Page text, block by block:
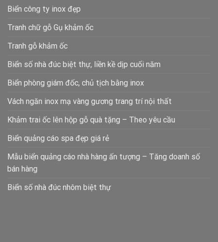
Biển công ty inox đẹp
Tranh chữ gỗ Gụ khảm ốc
Tranh gỗ khảm ốc
Biển số nhà đúc biệt thự, liền kề dịp cuối năm
Biển phòng giám đốc, chủ tịch bằng inox
Vách ngăn inox mạ vàng gương trang trí nội thất
Khảm trai ốc lên hộp gỗ quà tặng – Theo yêu cầu
Biển quảng cáo spa đẹp giá rẻ
Mẫu biển quảng cáo nhà hàng ấn tượng – Tăng doanh số
bán hàng
Biển số nhà đúc nhôm biệt thự